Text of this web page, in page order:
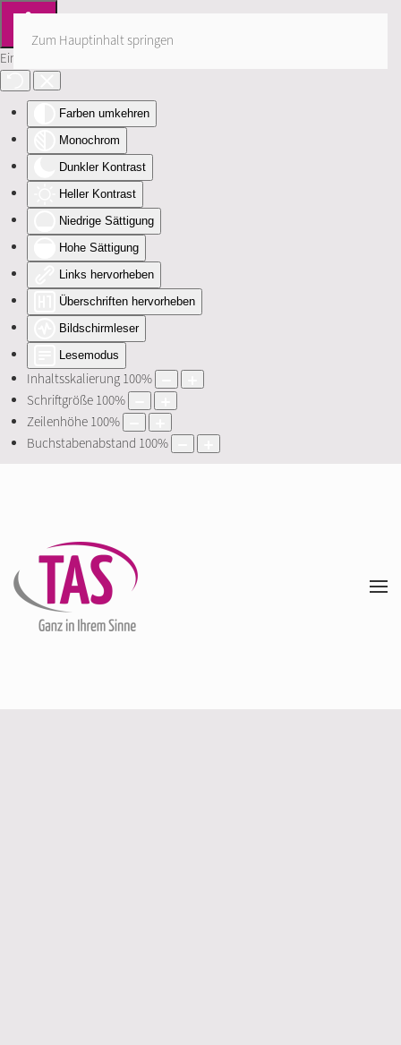
Eingabehilfen öffnen
Farben umkehren
Monochrom
Dunkler Kontrast
Heller Kontrast
Niedrige Sättigung
Hohe Sättigung
Links hervorheben
Überschriften hervorheben
Bildschirmleser
Lesemodus
Inhaltsskalierung100%
Schriftgröße100%
Zeilenhöhe100%
Buchstabenabstand 100%
Zum Hauptinhalt springen